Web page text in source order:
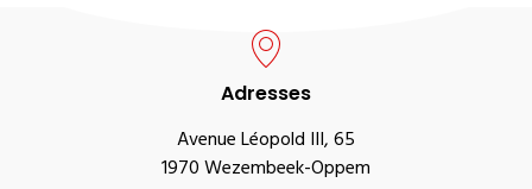
Adresses
Avenue Léopold III, 65
1970 Wezembeek-Oppem